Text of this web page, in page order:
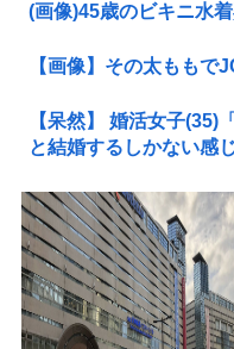
(画像)45歳のビキニ水
【画像】その太ももで
【呆然】 婚活女子(35)
と結婚するしかない感